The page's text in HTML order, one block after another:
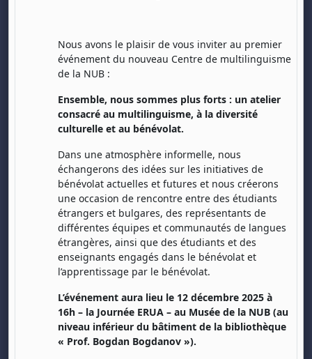
Nous avons le plaisir de vous inviter au premier
événement du nouveau Centre de multilinguisme
de la NUB :
Ensemble, nous sommes plus forts : un atelier
consacré au multilinguisme, à la diversité
culturelle et au bénévolat.
Dans une atmosphère informelle, nous
échangerons des idées sur les initiatives de
bénévolat actuelles et futures et nous créerons
une occasion de rencontre entre des étudiants
étrangers et bulgares, des représentants de
différentes équipes et communautés de langues
étrangères, ainsi que des étudiants et des
enseignants engagés dans le bénévolat et
l’apprentissage par le bénévolat.
L’événement aura lieu le 12 décembre 2025 à
16h – la Journée ERUA – au Musée de la NUB (au
niveau inférieur du bâtiment de la bibliothèque
« Prof. Bogdan Bogdanov »).